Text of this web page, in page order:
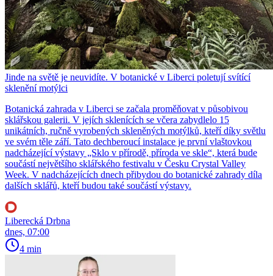
Jinde na světě je neuvidíte. V botanické v Liberci poletují svítící
sklenění motýlci
Botanická zahrada v Liberci se začala proměňovat v působivou
sklářskou galerii. V jejích sklenících se včera zabydlelo 15
unikátních, ručně vyrobených skleněných motýlků, kteří díky světlu
ve svém těle září. Tato dechberoucí instalace je první vlaštovkou
nadcházející výstavy „Sklo v přírodě, příroda ve skle“, která bude
součástí největšího sklářského festivalu v Česku Crystal Valley
Week. V nadcházejících dnech přibydou do botanické zahrady díla
dalších sklářů, kteří budou také součástí výstavy.
Liberecká Drbna
dnes, 07:00
4 min